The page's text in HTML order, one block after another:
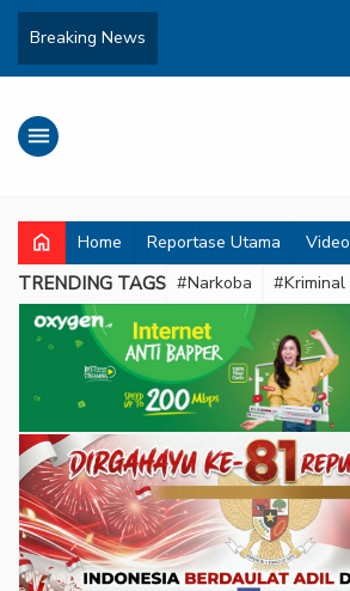
Breaking News
menu
home Home Reportase Utama Video
TRENDING TAGS #Narkoba #Kriminal